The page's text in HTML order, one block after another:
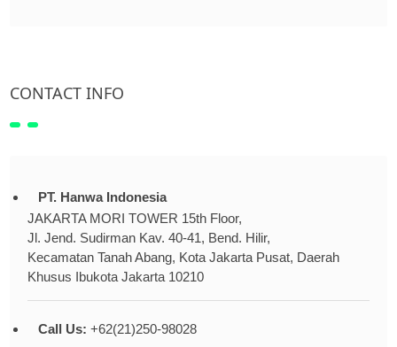
CONTACT INFO
PT. Hanwa Indonesia
JAKARTA MORI TOWER 15th Floor,
Jl. Jend. Sudirman Kav. 40-41, Bend. Hilir,
Kecamatan Tanah Abang, Kota Jakarta Pusat, Daerah
Khusus Ibukota Jakarta 10210
Call Us: +62(21)250-98028